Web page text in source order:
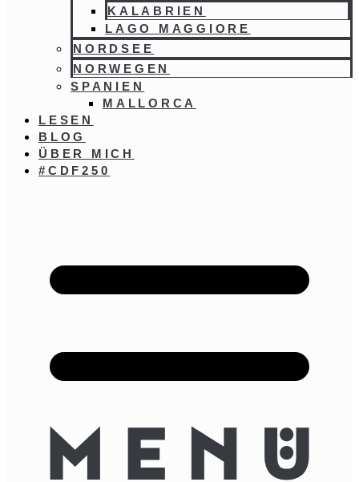
KALABRIEN
LAGO MAGGIORE
NORDSEE
NORWEGEN
SPANIEN
MALLORCA
LESEN
BLOG
ÜBER MICH
#CDF250